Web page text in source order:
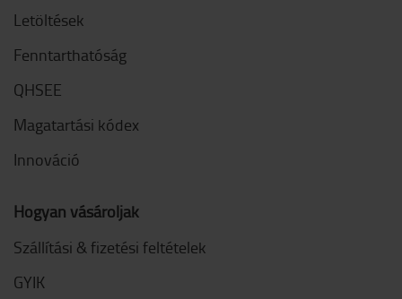
Letöltések
Fenntarthatóság
QHSEE
Magatartási kódex
Innováció
Hogyan vásároljak
Szállítási & fizetési feltételek
GYIK